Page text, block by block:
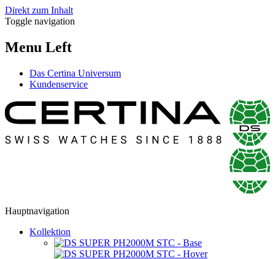
Direkt zum Inhalt
Toggle navigation
Menu Left
Das Certina Universum
Kundenservice
Hauptnavigation
Kollektion